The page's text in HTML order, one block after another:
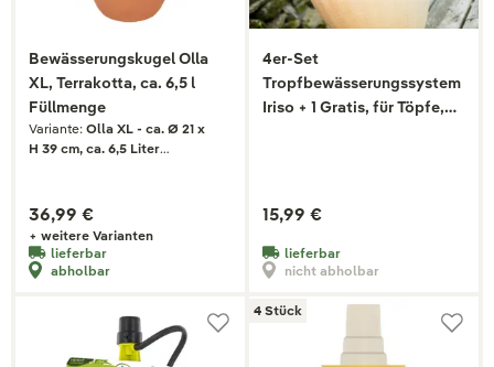
Bewässerungskugel Olla
XL, Terrakotta, ca. 6,5 l
Füllmenge
Variante: Olla XL - ca. Ø 21 x
H 39 cm, ca. 6,5 Liter
36,99 €
+ weitere Varianten
lieferbar
abholbar
4er-Set
Tropfbewässerungssystem
Iriso + 1 Gratis, für Töpfe,
15,99 €
lieferbar
nicht abholbar
4 Stück